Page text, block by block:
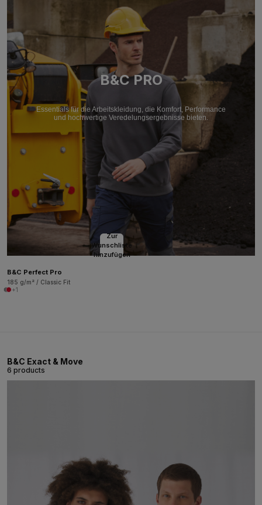
B&C PRO
Essentials für die Arbeitskleidung, die Komfort, Performance
und hochwertige Veredelungsergebnisse bieten.
Zur
Wunschliste
hinzufügen
B&C Perfect Pro
185 g/m² / Classic Fit
+1
B&C Exact & Move
6 products